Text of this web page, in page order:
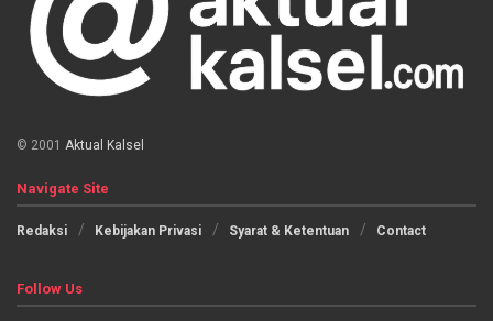
© 2001 Aktual Kalsel
Navigate Site
Redaksi Kebijakan Privasi Syarat & Ketentuan Contact
Follow Us